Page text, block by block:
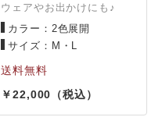
ウェアやお出かけにも♪
カラー：2色展開
サイズ：M・L
22,000